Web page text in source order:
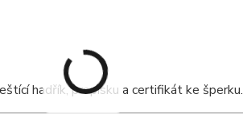
hadřík, propisku a certifikát ke šperku.